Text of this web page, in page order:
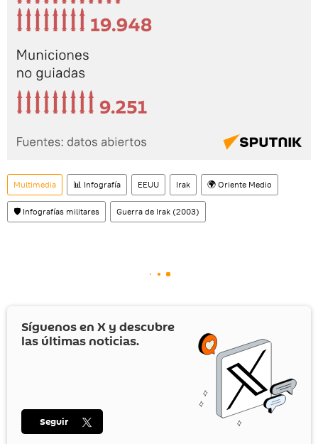
Multimedia 📊 Infografía EEUU Irak 🌍 Oriente Medio
🛡️ Infografías militares Guerra de Irak (2003)
Síguenos en X y descubre
las últimas noticias.
Seguir